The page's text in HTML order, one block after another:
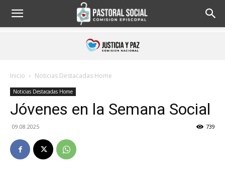
Inicio Noticias Destacadas Home
Noticias Destacadas Home
Jóvenes en la Semana Social
09.08.2025 739